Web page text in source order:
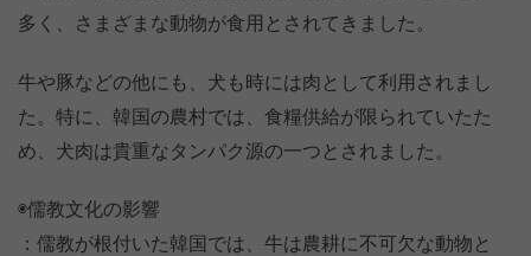
多く、さまざまな動物が食用とされてきました。
牛や豚などの他にも、犬も時には肉として利用されまし
た。特に、韓国の農村では、食糧供給が限られていたた
め、犬肉は貴重なタンパク源の一つとされました。
◉儒教文化の影響
：儒教が根付いた韓国では、牛は農耕に不可欠な動物と